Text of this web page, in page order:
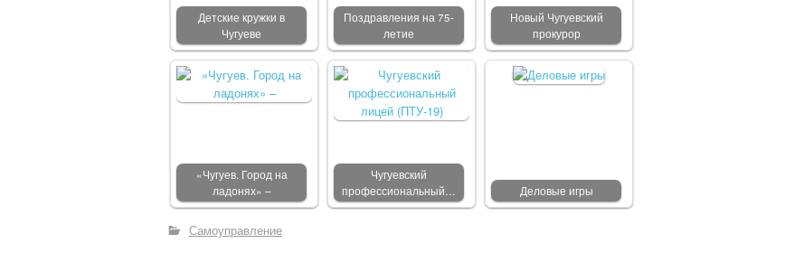
Детские кружки в
Чугуеве
Поздравления на 75-
летие
Новый Чугуевский
прокурор
«Чугуев. Город на
ладонях» –
Чугуевский
профессиональный…
Деловые игры
Самоуправление